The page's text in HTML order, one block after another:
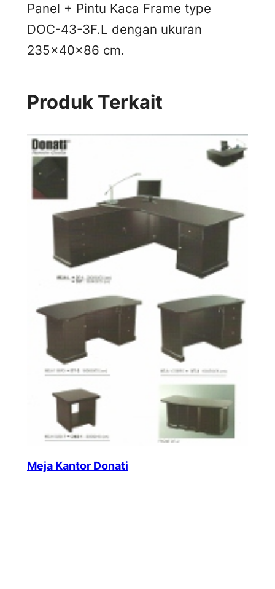
Panel + Pintu Kaca Frame type
DOC-43-3F.L dengan ukuran
235x40x86 cm.
Produk Terkait
Meja Kantor Donati